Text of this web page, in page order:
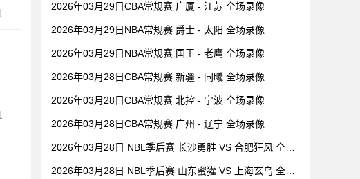
2026年03月29日CBA常规赛 广厦 - 江苏 全场录像
2026年03月29日NBA常规赛 爵士 - 太阳 全场录像
2026年03月29日NBA常规赛 国王 - 老鹰 全场录像
2026年03月28日CBA常规赛 新疆 - 同曦 全场录像
2026年03月28日CBA常规赛 北控 - 宁波 全场录像
2026年03月28日CBA常规赛 广州 - 辽宁 全场录像
2026年03月28日 NBL季后赛 长沙勇胜 VS 合肥狂风 全场
2026年03月28日 NBL季后赛 山东蜜獾 VS 上海玄鸟 全场